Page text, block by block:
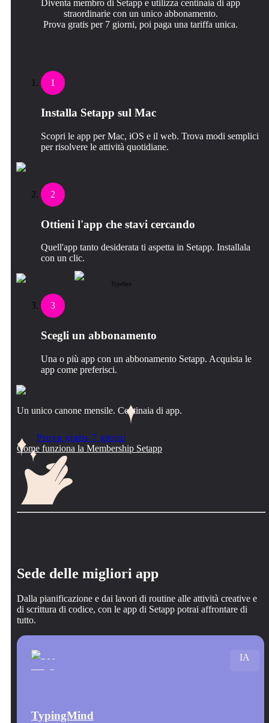
Diventa membro di Setapp e utilizza centinaia di app
straordinarie con un unico abbonamento.
Prova gratis per 7 giorni, poi paga una tariffa unica.
1
Installa Setapp sul Mac
Scopri le app per Mac, iOS e il web. Trova modi semplici
per risolvere le attività quotidiane.
2
Ottieni l'app che stavi cercando
Quell'app tanto desiderata ti aspetta in Setapp. Installala
con un clic.
Typeface
3
Scegli un abbonamento
Una o più app con un abbonamento Setapp. Acquista le
app come preferisci.
Un unico canone mensile. Centinaia di app.
Prova gratis 7 giorni
Come funziona la Membership Setapp
Sede delle migliori app
Dalla pianificazione e dai lavori di routine alle attività creative e
di scrittura di codice, con le app di Setapp potrai affrontare di
tutto.
TypingMind
IA